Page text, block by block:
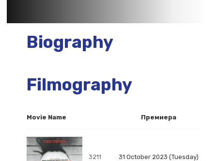
Biography
Filmography
Movie Name Премиера
3211 31 October 2023 (Tuesday)